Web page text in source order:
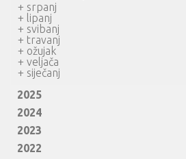
+ srpanj
+ lipanj
+ svibanj
+ travanj
+ ožujak
+ veljača
+ siječanj
2025
2024
2023
2022